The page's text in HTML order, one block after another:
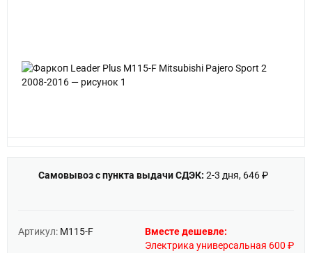
Самовывоз с пункта выдачи СДЭК: 2-3 дня, 646 ₽
Артикул: M115-F
Вместе дешевле:
Электрика универсальная 600 ₽